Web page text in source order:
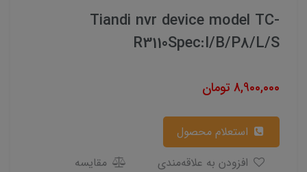
Tiandi nvr device model TC-
R3110Spec:I/B/P8/L/S
8,900,000 تومان
مقایسه